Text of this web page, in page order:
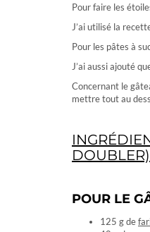
Pour faire les
J’ai utilisé la
Pour les pâtes à
J’ai aussi ajouté
Concernant le
mettre tout au
DOUBLER)
POUR LE
125 g de